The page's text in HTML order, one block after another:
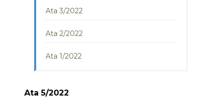
Ata 3/2022
Ata 2/2022
Ata 1/2022
Ata 5/2022